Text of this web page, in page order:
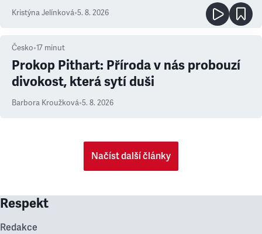
Kristýna Jelínková•5. 8. 2026
Česko•17 minut
Prokop Pithart: Příroda v nás probouzí
divokost, která sytí duši
Barbora Kroužková•5. 8. 2026
Načíst další články
Respekt
Redakce